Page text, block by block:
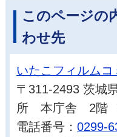
このページの
わせ先
いたこフィルム
〒311-2493 茨城
所 本庁舎 2階
電話番号：0299-